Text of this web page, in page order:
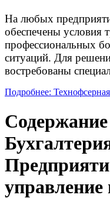
На любых
обеспечены условия
профессиональных
ситуаций. Для
востребованы
Подробнее:
Содержание
управление